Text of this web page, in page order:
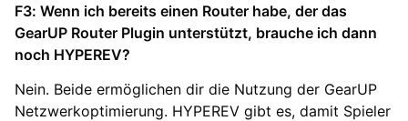
F3: Wenn ich bereits einen Router habe, der das
GearUP Router Plugin unterstützt, brauche ich dann
noch HYPEREV?
Nein. Beide ermöglichen dir die Nutzung der GearUP
Netzwerkoptimierung. HYPEREV gibt es, damit Spieler